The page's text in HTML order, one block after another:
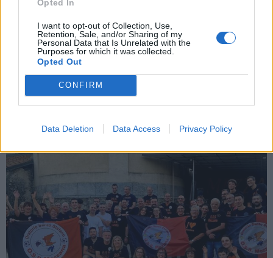
Opted In
I want to opt-out of Collection, Use,
Retention, Sale, and/or Sharing of my
Personal Data that Is Unrelated with the
Purposes for which it was collected.
Opted Out
CONFIRM
Data Deletion Data Access Privacy Policy